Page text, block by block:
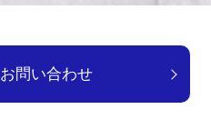
お問い合わせ